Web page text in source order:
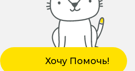
Хочу Помочь!